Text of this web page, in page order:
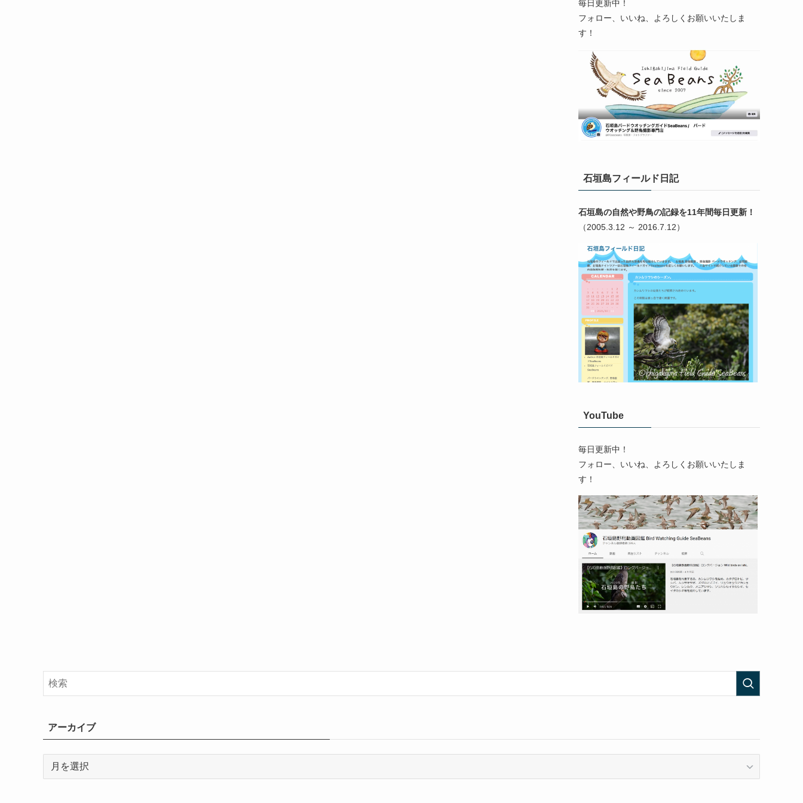
毎日更新中！
フォロー、いいね、よろしくお願いいたしま
す！
石垣島フィールド日記
石垣島の自然や野鳥の記録を11年間毎日更新！
（2005.3.12 ～ 2016.7.12）
YouTube
毎日更新中！
フォロー、いいね、よろしくお願いいたしま
す！
アーカイブ